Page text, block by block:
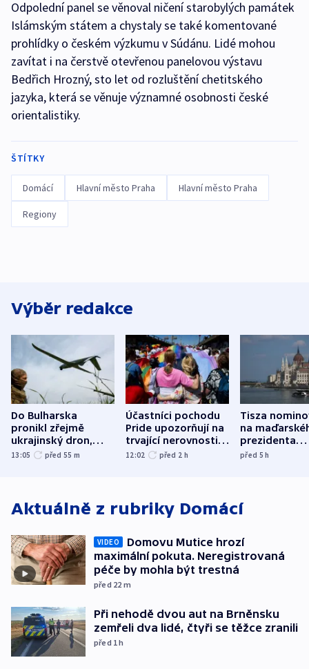
Odpolední panel se věnoval ničení starobylých památek
Islámským státem a chystaly se také komentované
prohlídky o českém výzkumu v Súdánu. Lidé mohou
zavítat i na čerstvě otevřenou panelovou výstavu
Bedřich Hrozný, sto let od rozluštění chetitského
jazyka, která se věnuje významné osobnosti české
orientalistiky.
ŠTÍTKY
Domácí Hlavní město Praha Hlavní město Praha
Regiony
Výběr redakce
Do Bulharska
pronikl zřejmě
ukrajinský dron,
explodoval kilometr
13:05 před 55 m
Účastníci pochodu
Pride upozorňují na
trvající nerovnosti i
společenskou
12:02 před 2 h
Tisza
na
prezidenta
bývalého
před 5h
Aktuálně z rubriky Domácí
VIDEO
Domovu Mutice hrozí
maximální pokuta. Neregistrovaná
péče by mohla být trestná
před 22 m
Při nehodě dvou aut na Brněnsku
zemřeli dva lidé, čtyři se těžce zranili
před 1h